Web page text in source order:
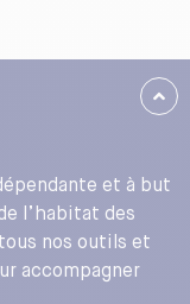
et à but
l’habitat des
nos outils et
accompagner